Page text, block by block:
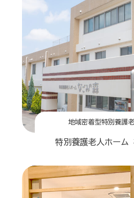
地域密着型特別養護
特別養護老人ホーム